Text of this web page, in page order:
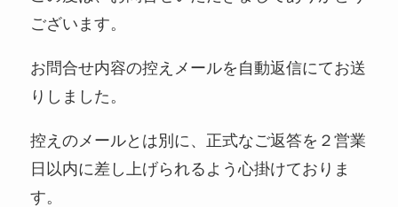
ございます。
お問合せ内容の控えメールを自動返信にてお送
りしました。
控えのメールとは別に、正式なご返答を２営業
日以内に差し上げられるよう心掛けておりま
す。